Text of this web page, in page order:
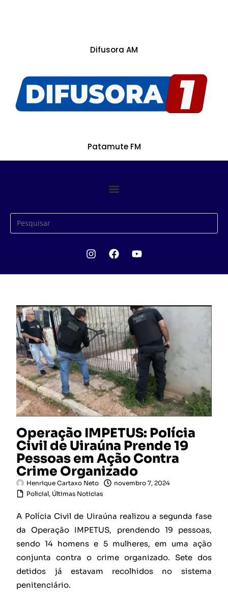
Difusora AM
Patamute FM
Operação IMPETUS: Polícia
Civil de Uiraúna Prende 19
Pessoas em Ação Contra
Crime Organizado
Henrique Cartaxo Neto
novembro 7, 2024
Policial, Últimas Noticias
A Polícia Civil de Uiraúna realizou a segunda fase
da Operação IMPETUS, prendendo 19 pessoas,
sendo 14 homens e 5 mulheres, em uma ação
conjunta contra o crime organizado. Sete dos
detidos já estavam recolhidos no sistema
penitenciário.